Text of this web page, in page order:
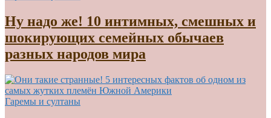
Ну надо же! 10 интимных, смешных и
шокирующих семейных обычаев
разных народов мира
Гаремы и султаны